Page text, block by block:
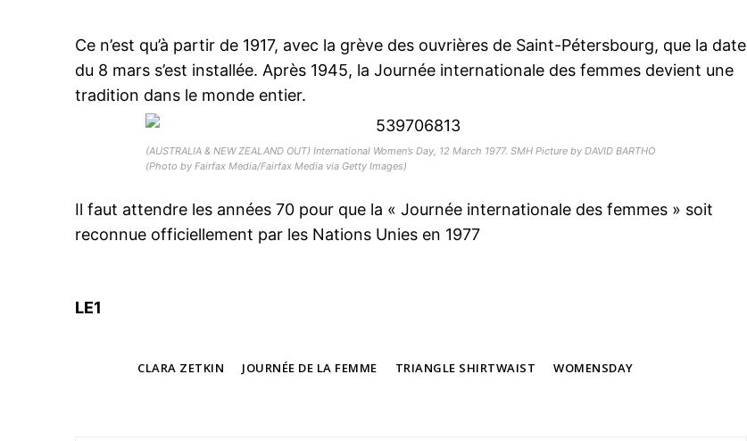
Ce n’est qu’à partir de 1917, avec la grève des ouvrières de Saint-Pétersbourg, que la date
du 8 mars s’est installée. Après 1945, la Journée internationale des femmes devient une
tradition dans le monde entier.
(AUSTRALIA & NEW ZEALAND OUT) International Women’s Day, 12 March 1977. SMH Picture by DAVID BARTHO
(Photo by Fairfax Media/Fairfax Media via Getty Images)
Il faut attendre les années 70 pour que la « Journée internationale des femmes » soit
reconnue officiellement par les Nations Unies en 1977
LE1
CLARA ZETKIN JOURNÉE DE LA FEMME TRIANGLE SHIRTWAIST WOMENSDAY